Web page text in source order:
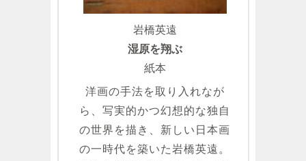
岩橋英遠
湿原を翔ぶ
紙本
洋画の手法を取り入れなが
ら、写実的かつ幻想的な独自
の世界を描き、新しい日本画
の一時代を築いた岩橋英遠。